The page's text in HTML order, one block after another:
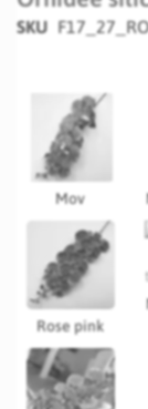
beginning
of
SKU
Mov
Rose pink